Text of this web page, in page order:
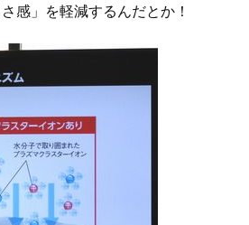
感」を軽減するんだとか！